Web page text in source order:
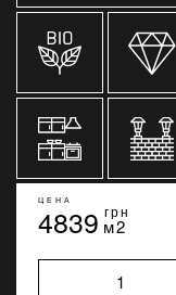
ЦЕНА
4839 грн
м2